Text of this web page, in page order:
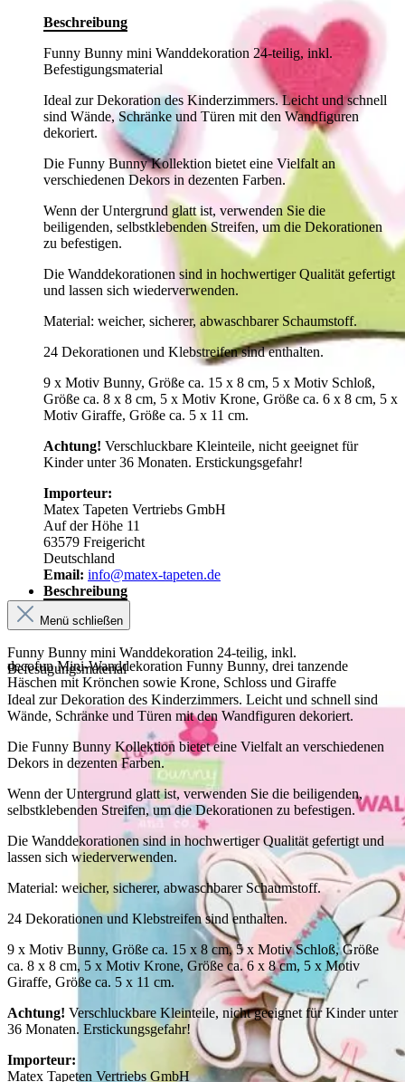
decofun Mini-Wanddekoration Funny Bunny, drei tanzende
Häschen mit Krönchen sowie Krone, Schloss und Giraffe
Beschreibung
Funny Bunny mini Wanddekoration 24-teilig, inkl.
Befestigungsmaterial
Ideal zur Dekoration des Kinderzimmers. Leicht und schnell
sind Wände, Schränke und Türen mit den Wandfiguren
dekoriert.
Die Funny Bunny Kollektion bietet eine Vielfalt an
verschiedenen Dekors in dezenten Farben.
Wenn der Untergrund glatt ist, verwenden Sie die
beiligenden, selbstklebenden Streifen, um die Dekorationen
zu befestigen.
Die Wanddekorationen sind in hochwertiger Qualität gefertigt
und lassen sich wiederverwenden.
Material: weicher, sicherer, abwaschbarer Schaumstoff.
24 Dekorationen und Klebstreifen sind enthalten.
9 x Motiv Bunny, Größe ca. 15 x 8 cm, 5 x Motiv Schloß,
Größe ca. 8 x 8 cm, 5 x Motiv Krone, Größe ca. 6 x 8 cm, 5 x
Motiv Giraffe, Größe ca. 5 x 11 cm.
Achtung! Verschluckbare Kleinteile, nicht geeignet für
Kinder unter 36 Monaten. Erstickungsgefahr!
Importeur:
Matex Tapeten Vertriebs GmbH
Auf der Höhe 11
63579 Freigericht
Deutschland
Email: info@matex-tapeten.de
Beschreibung
Menü schließen
Funny Bunny mini Wanddekoration 24-teilig, inkl.
Befestigungsmaterial
Ideal zur Dekoration des Kinderzimmers. Leicht und schnell sind
Wände, Schränke und Türen mit den Wandfiguren dekoriert.
Die Funny Bunny Kollektion bietet eine Vielfalt an verschiedenen
Dekors in dezenten Farben.
Wenn der Untergrund glatt ist, verwenden Sie die beiligenden,
selbstklebenden Streifen, um die Dekorationen zu befestigen.
Die Wanddekorationen sind in hochwertiger Qualität gefertigt und
lassen sich wiederverwenden.
Material: weicher, sicherer, abwaschbarer Schaumstoff.
24 Dekorationen und Klebstreifen sind enthalten.
9 x Motiv Bunny, Größe ca. 15 x 8 cm, 5 x Motiv Schloß, Größe
ca. 8 x 8 cm, 5 x Motiv Krone, Größe ca. 6 x 8 cm, 5 x Motiv
Giraffe, Größe ca. 5 x 11 cm.
Achtung! Verschluckbare Kleinteile, nicht geeignet für Kinder unter
36 Monaten. Erstickungsgefahr!
Importeur:
Matex Tapeten Vertriebs GmbH